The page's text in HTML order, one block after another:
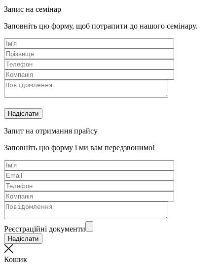
Запис на семінар
Заповніть цю форму, щоб потрапити до нашого семінару.
Запит на отримання прайсу
Заповніть цю форму і ми вам передзвонимо!
Реєстраційні документи
Кошик